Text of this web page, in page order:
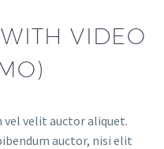
VIDEO
vel velit auctor aliquet.
auctor, nisi elit